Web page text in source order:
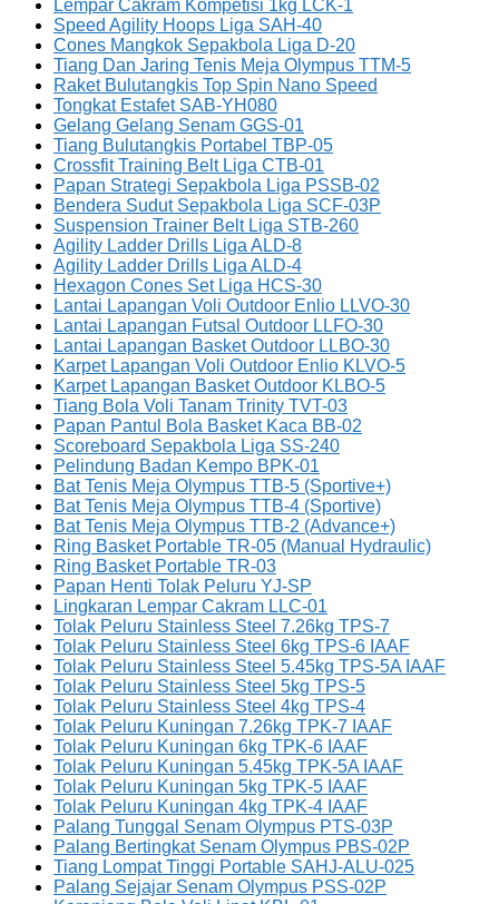
Lempar Cakram Kompetisi 1kg LCK-1
Speed Agility Hoops Liga SAH-40
Cones Mangkok Sepakbola Liga D-20
Tiang Dan Jaring Tenis Meja Olympus TTM-5
Raket Bulutangkis Top Spin Nano Speed
Tongkat Estafet SAB-YH080
Gelang Gelang Senam GGS-01
Tiang Bulutangkis Portabel TBP-05
Crossfit Training Belt Liga CTB-01
Papan Strategi Sepakbola Liga PSSB-02
Bendera Sudut Sepakbola Liga SCF-03P
Suspension Trainer Belt Liga STB-260
Agility Ladder Drills Liga ALD-8
Agility Ladder Drills Liga ALD-4
Hexagon Cones Set Liga HCS-30
Lantai Lapangan Voli Outdoor Enlio LLVO-30
Lantai Lapangan Futsal Outdoor LLFO-30
Lantai Lapangan Basket Outdoor LLBO-30
Karpet Lapangan Voli Outdoor Enlio KLVO-5
Karpet Lapangan Basket Outdoor KLBO-5
Tiang Bola Voli Tanam Trinity TVT-03
Papan Pantul Bola Basket Kaca BB-02
Scoreboard Sepakbola Liga SS-240
Pelindung Badan Kempo BPK-01
Bat Tenis Meja Olympus TTB-5 (Sportive+)
Bat Tenis Meja Olympus TTB-4 (Sportive)
Bat Tenis Meja Olympus TTB-2 (Advance+)
Ring Basket Portable TR-05 (Manual Hydraulic)
Ring Basket Portable TR-03
Papan Henti Tolak Peluru YJ-SP
Lingkaran Lempar Cakram LLC-01
Tolak Peluru Stainless Steel 7.26kg TPS-7
Tolak Peluru Stainless Steel 6kg TPS-6 IAAF
Tolak Peluru Stainless Steel 5.45kg TPS-5A IAAF
Tolak Peluru Stainless Steel 5kg TPS-5
Tolak Peluru Stainless Steel 4kg TPS-4
Tolak Peluru Kuningan 7.26kg TPK-7 IAAF
Tolak Peluru Kuningan 6kg TPK-6 IAAF
Tolak Peluru Kuningan 5.45kg TPK-5A IAAF
Tolak Peluru Kuningan 5kg TPK-5 IAAF
Tolak Peluru Kuningan 4kg TPK-4 IAAF
Palang Tunggal Senam Olympus PTS-03P
Palang Bertingkat Senam Olympus PBS-02P
Tiang Lompat Tinggi Portable SAHJ-ALU-025
Palang Sejajar Senam Olympus PSS-02P